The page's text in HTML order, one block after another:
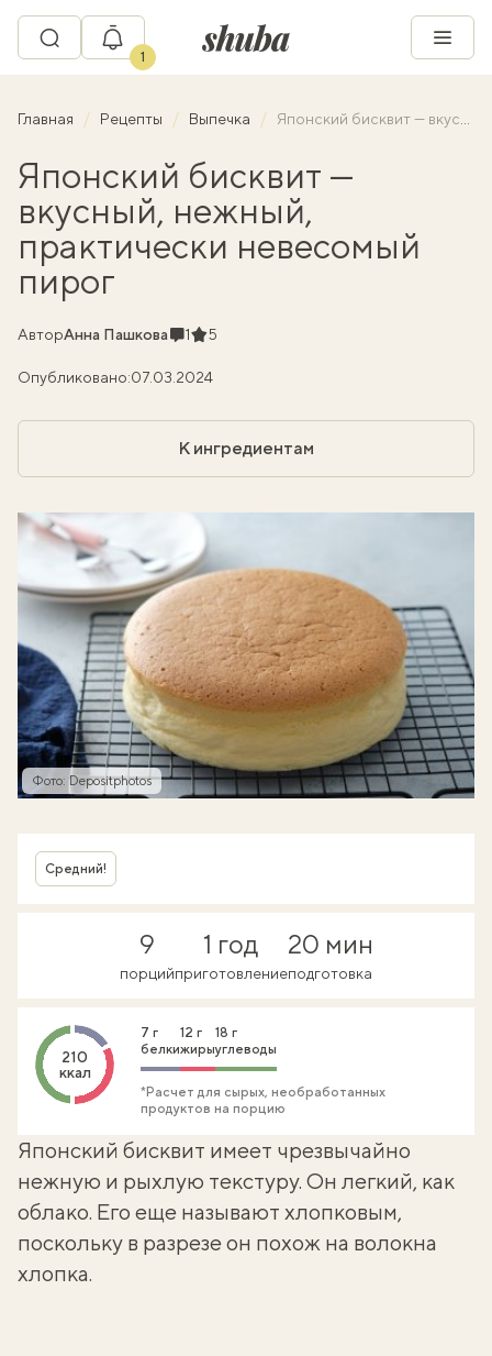
1
Главная Рецепты Выпечка Японский бисквит — вкусный, нежный, практически невесомый пирог
Японский бисквит —
вкусный, нежный,
практически невесомый
пирог
АвторАнна ПашковаКомментарии
1Рейтинг
5
Опубликовано:07.03.2024
К ингредиентам
Фото: Depositphotos
Средний!
9
порций
1 год
приготовление
20 мин
подготовка
210
ккал
7 г
белки
12 г
жиры
18 г
углеводы
*Расчет для сырых, необработанных
продуктов на порцию
Японский бисквит имеет чрезвычайно
нежную и рыхлую текстуру. Он легкий, как
облако. Его еще называют хлопковым,
поскольку в разрезе он похож на волокна
хлопка.